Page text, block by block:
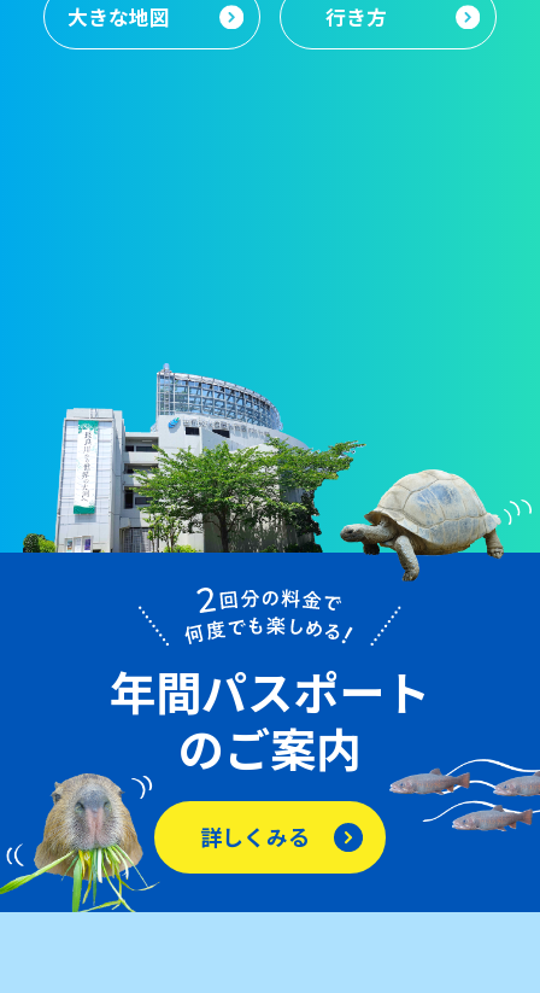
大きな地図 行き方
年間パスポート
のご案内
詳しくみる